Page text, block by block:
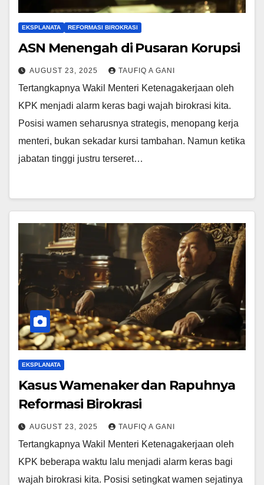
EKSPLANATA REFORMASI BIROKRASI
ASN Menengah di Pusaran Korupsi
AUGUST 23, 2025 TAUFIQ A GANI
Tertangkapnya Wakil Menteri Ketenagakerjaan oleh
KPK menjadi alarm keras bagi wajah birokrasi kita.
Posisi wamen seharusnya strategis, menopang kerja
menteri, bukan sekadar kursi tambahan. Namun ketika
jabatan tinggi justru terseret…
EKSPLANATA
Kasus Wamenaker dan Rapuhnya
Reformasi Birokrasi
AUGUST 23, 2025 TAUFIQ A GANI
Tertangkapnya Wakil Menteri Ketenagakerjaan oleh
KPK beberapa waktu lalu menjadi alarm keras bagi
wajah birokrasi kita. Posisi setingkat wamen sejatinya